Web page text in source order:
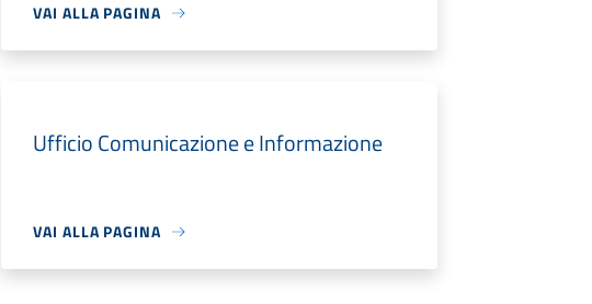
VAI ALLA PAGINA
Ufficio Comunicazione e Informazione
VAI ALLA PAGINA